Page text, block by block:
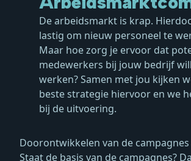
De arbeidsmarkt is krap.
lastig om nieuw personeel te
Maar hoe zorg je ervoor dat
medewerkers bij jouw bedrijf
werken? Samen met jou kijken
beste strategie hiervoor en we
bij de uitvoering.
Doorontwikkelen van de campagnes
Staat de basis van de campagnes?